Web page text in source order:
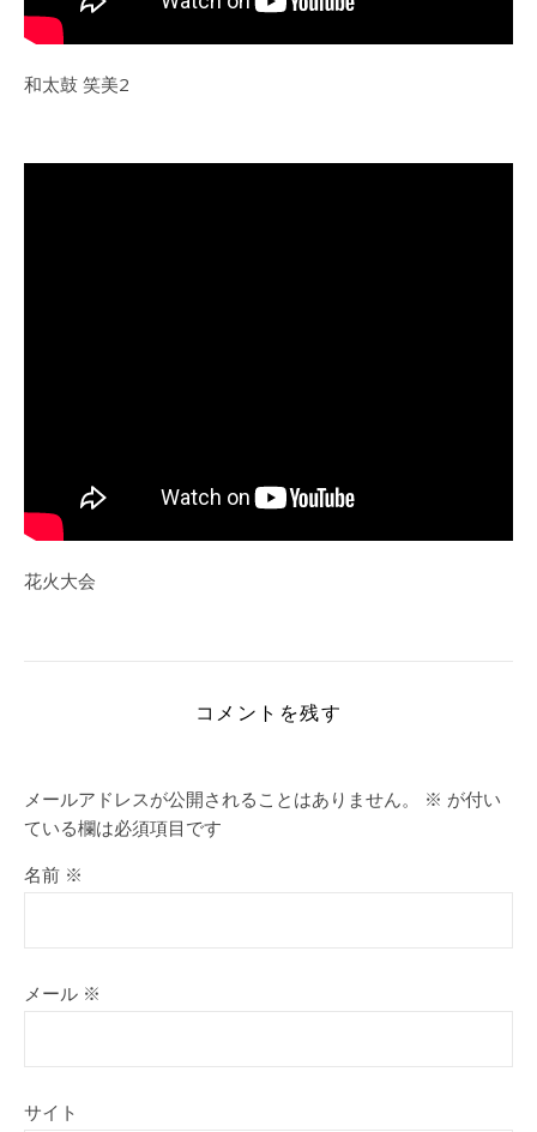
和太鼓 笑美2
花火大会
コメントを残す
メールアドレスが公開されることはありません。 ※ が付い
ている欄は必須項目です
名前 ※
メール ※
サイト